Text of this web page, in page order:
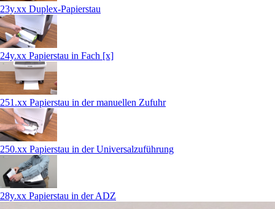
23y.xx Duplex-Papierstau
24y.xx Papierstau in Fach [x]
251.xx Papierstau in der manuellen Zufuhr
250.xx Papierstau in der Universalzuführung
28y.xx Papierstau in der ADZ